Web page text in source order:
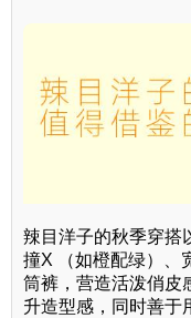
辣目洋子的秋季穿搭
撞X （如橙配绿）、
筒裤，营造活泼俏皮
升造型感，同时善于